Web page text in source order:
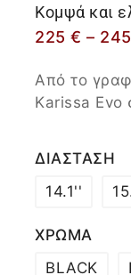
Κομψά και
225 € – 245
Από το
Karissa Evo
ΔΙΑΣΤΑΣΗ
14.1''
ΧΡΩΜΑ
BLACK